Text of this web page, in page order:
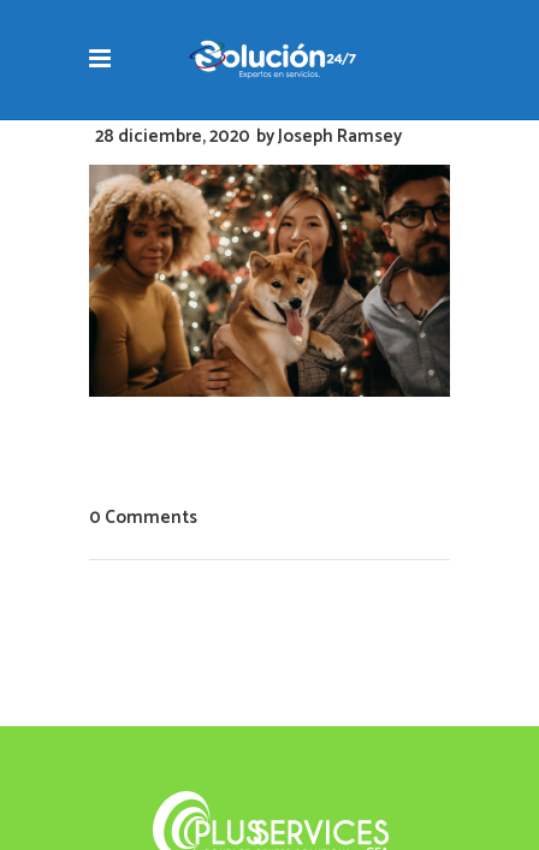
28 diciembre, 2020 byJoseph Ramsey
0 Comments